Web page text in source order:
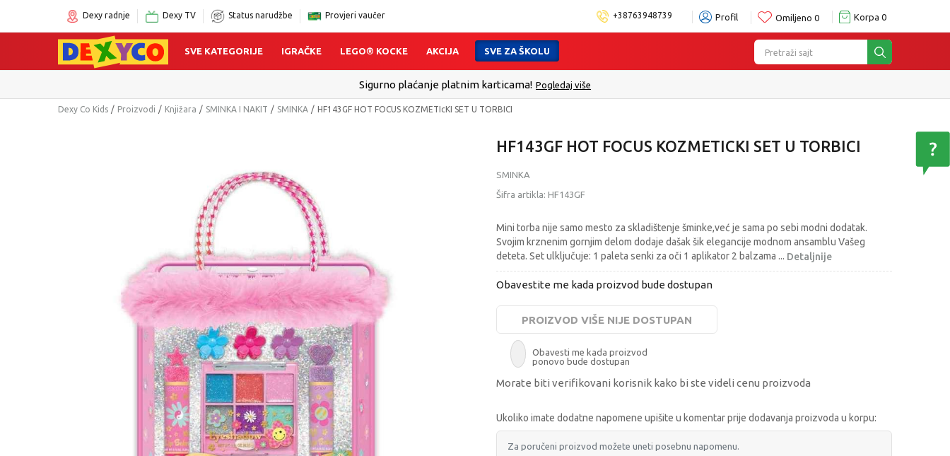
Dexy radnje Dexy TV Status narudžbe Provjeri vaučer +38763948739 Profil Omiljeno 0 Korpa 0
Pretraži sajt
SVE KATEGORIJE IGRAČKE LEGO® KOCKE AKCIJA SVE ZA ŠKOLU
Sigurno plaćanje platnim karticama! Pogledaj više
Dexy Co Kids Proizvodi Knjižara SMINKA I NAKIT SMINKA HF143GF HOT FOCUS KOZMETIcKI SET U TORBICI
HF143GF HOT FOCUS KOZMETICKI SET U TORBICI
SMINKA
Šifra artikla: HF143GF
Mini torba nije samo mesto za skladištenje šminke,već je sama po sebi modni dodatak.
Svojim krznenim gornjim delom dodaje dašak šik elegancije modnom ansamblu Vašeg
deteta. Set ulključuje: 1 paleta senki za oči 1 aplikator 2 balzama ... Detaljnije
Obavestite me kada proizvod bude dostupan
PROIZVOD VIŠE NIJE DOSTUPAN
Obavesti me kada proizvod
ponovo bude dostupan
Morate biti verifikovani korisnik kako bi ste videli cenu proizvoda
Ukoliko imate dodatne napomene upišite u komentar prije dodavanja proizvoda u korpu: